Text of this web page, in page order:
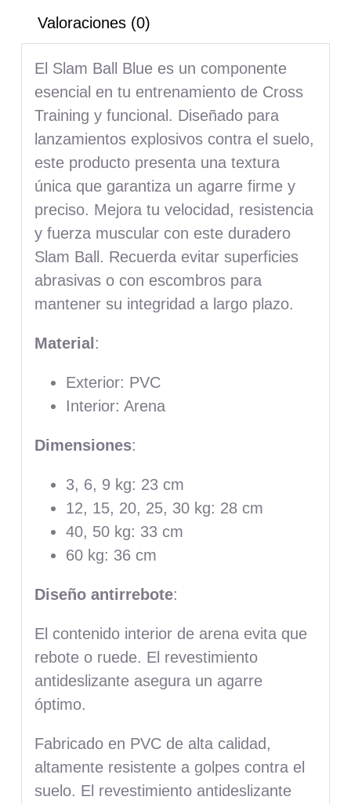
Valoraciones (0)
El Slam Ball Blue es un componente
esencial en tu entrenamiento de Cross
Training y funcional. Diseñado para
lanzamientos explosivos contra el suelo,
este producto presenta una textura
única que garantiza un agarre firme y
preciso. Mejora tu velocidad, resistencia
y fuerza muscular con este duradero
Slam Ball. Recuerda evitar superficies
abrasivas o con escombros para
mantener su integridad a largo plazo.
Material:
Exterior: PVC
Interior: Arena
Dimensiones:
3, 6, 9 kg: 23 cm
12, 15, 20, 25, 30 kg: 28 cm
40, 50 kg: 33 cm
60 kg: 36 cm
Diseño antirrebote:
El contenido interior de arena evita que
rebote o ruede. El revestimiento
antideslizante asegura un agarre
óptimo.
Fabricado en PVC de alta calidad,
altamente resistente a golpes contra el
suelo. El revestimiento antideslizante